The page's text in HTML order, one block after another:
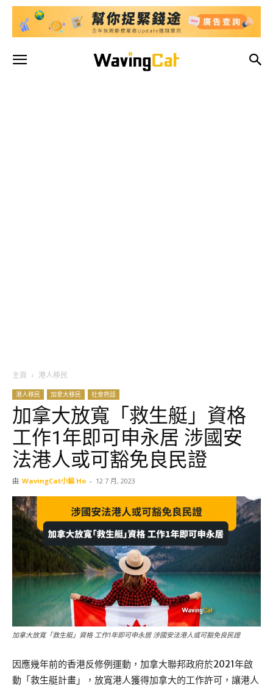
主頁 港人移民
港人移民 加拿大移民 社會熱話
加拿大放寬「救生艇」資格
工作1年即可申永居 涉國安
法港人或可豁免良民證
由 WavingCat小編 Ho - 12 7 月, 2023
加拿大放寬「救生艇」資格 工作1年即可申永居 涉國安法港人或可豁免良民證
因應幾年前的香港反修例運動，加拿大聯邦政府於2021年啟
動「救生艇計畫」，放寬港人獲得加拿大的工作許可，讓港人